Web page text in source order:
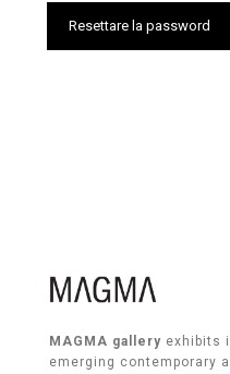
Resettare la password
MAGMA gallery exhibits
emerging contemporary